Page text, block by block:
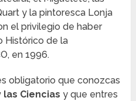
y la pintoresca Lonja
el privilegio de haber
Histórico de la
en 1996.
obligatorio que conozcas
las Ciencias y que entres